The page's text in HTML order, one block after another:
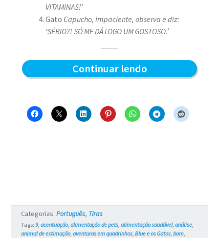
VITAMINAS!’
Gato Capucho, impaciente, observa e diz:
‘SÉRIO?! SÓ ME DÁ LOGO UM GOSTOSO.’
Continuar lendoSabor
–
#761
Categorias: Português, Tiras
Tags: 9, acentuação, alimentação de pets, alimentação saudável, análise,
animal de estimação, aventuras em quadrinhos, Blue e os Gatos, bom,